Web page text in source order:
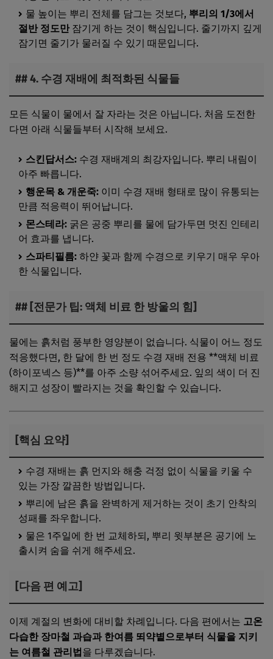
물 높이는 뿌리 전체를 담그는 것보다, 뿌리의 1/3에서
절반 정도만잠기게 하는 것이 핵심입니다. 줄기까지 깊게
잠기면 줄기가 물러질 수 있기 때문입니다.
## 4. 수경 재배에 최적화된 식물들
모든 식물이 물에서 잘 자라는 것은 아닙니다. 처음 도전한
다면 아래 식물들부터 시작해 보세요.
스킨답서스: 수경 재배계의 최강자입니다. 뿌리 내림이
아주 빠릅니다.
행운목 & 개운죽: 이미 수경 재배 형태로 많이 유통되는
만큼 적응력이 뛰어납니다.
몬스테라: 굵은 공중 뿌리를 물에 담가두면 멋진 인테리
어 효과를 냅니다.
스파티필름: 하얀 꽃과 함께 수경으로 키우기 매우 우아
한 식물입니다.
## [전문가 팁: 액체 비료 한 방울의 힘]
물에는 흙처럼 풍부한 영양분이 없습니다. 식물이 어느 정도
적응했다면, 한 달에 한 번 정도 수경 재배 전용 **액체 비료
(하이포넥스 등)**를 아주 소량 섞어주세요. 잎의 색이 더 진
해지고 성장이 빨라지는 것을 확인할 수 있습니다.
[핵심 요약]
수경 재배는 흙 먼지와 해충 걱정 없이 식물을 키울 수
있는 가장 깔끔한 방법입니다.
뿌리에 남은 흙을 완벽하게 제거하는 것이 초기 안착의
성패를 좌우합니다.
물은 1주일에 한 번 교체하되, 뿌리 윗부분은 공기에 노
출시켜 숨을 쉬게 해주세요.
[다음 편 예고]
이제 계절의 변화에 대비할 차례입니다. 다음 편에서는 고온
다습한 장마철 과습과 한여름 뙤약볕으로부터 식물을 지키
는 여름철 관리법을 다루겠습니다.